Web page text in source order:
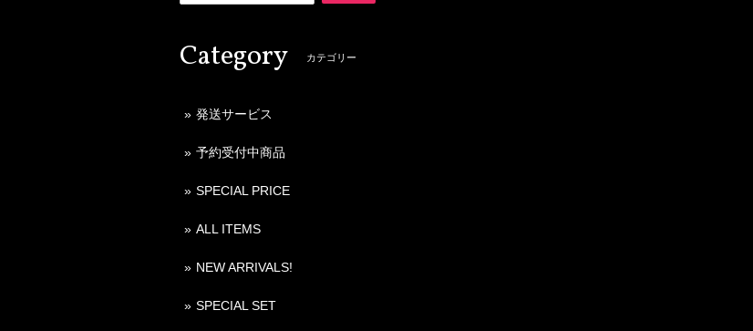
Category カテゴリー
発送サービス
予約受付中商品
SPECIAL PRICE
ALL ITEMS
NEW ARRIVALS!
SPECIAL SET